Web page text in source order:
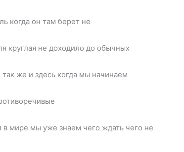
когда он там берет не
круглая не доходило до обычных
же и здесь когда мы начинаем
в мире мы уже знаем чего ждать чего не